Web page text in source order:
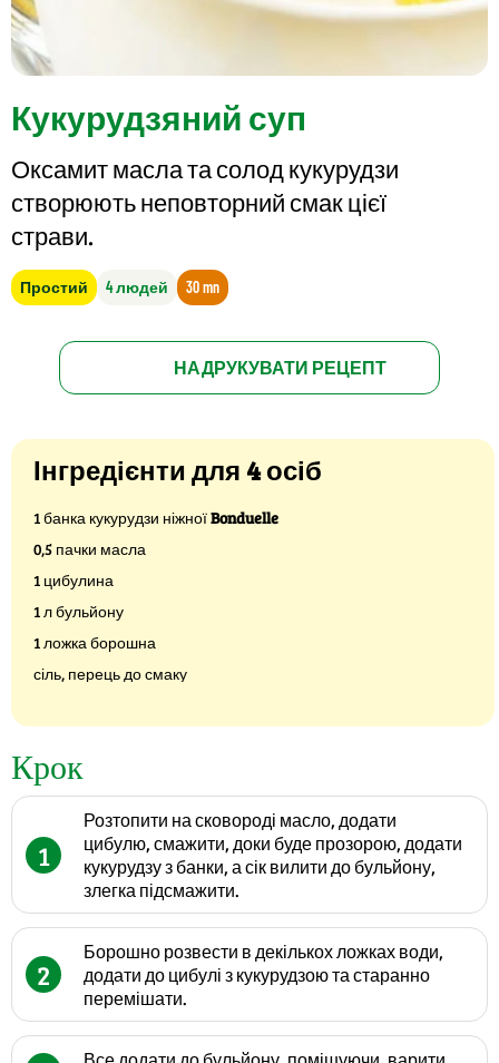
Кукурудзяний суп
Оксамит масла та солод кукурудзи
створюють неповторний смак цієї
страви.
Простий 4 людей 30 mn
НАДРУКУВАТИ РЕЦЕПТ
Інгредієнти для 4 осіб
1 банка кукурудзи ніжноїBonduelle
0,5 пачки масла
1 цибулина
1 л бульйону
1 ложка борошна
сіль, перець до смаку
Крок
1
Розтопити на сковороді масло, додати
цибулю, смажити, доки буде прозорою, додати
кукурудзу з банки, а сік вилити до бульйону,
злегка підсмажити.
2
Борошно розвести в декількох ложках води,
додати до цибулі з кукурудзою та старанно
перемішати.